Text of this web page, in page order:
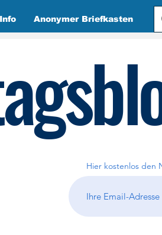
Info Anonymer Briefkasten
Hier kostenlos den